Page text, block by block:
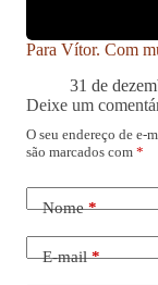
Para Vítor. Com
31 de
Deixe um
O seu endereço de e-
são marcados com *
Nome*
E-mail*